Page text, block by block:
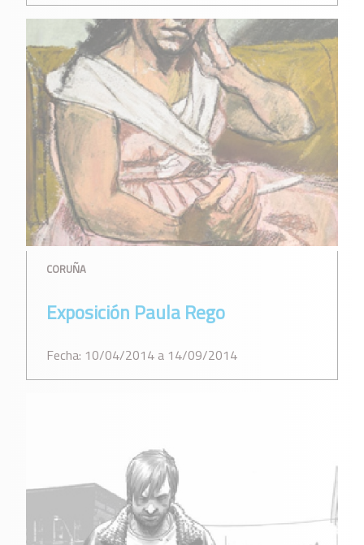
CORUÑA
Exposición Paula Rego
Fecha: 10/04/2014 a 14/09/2014